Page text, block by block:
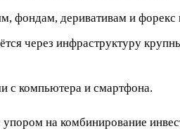
фондам, деривативам и форекс
через инфраструктуру
с компьютера и смартфона.
на комбинирование